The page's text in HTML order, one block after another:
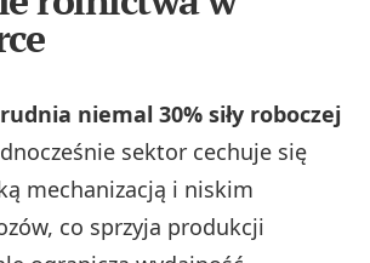
niemal 30% siły roboczej
sektor cechuje się
mechanizacją i niskim
co sprzyja produkcji